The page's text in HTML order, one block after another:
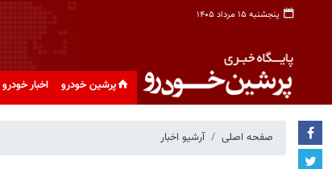
پنجشنبه ۱۵ مرداد ۱۴۰۵
پرشین خودرو اخبار خودرو
صفحه اصلی آرشیو اخبار